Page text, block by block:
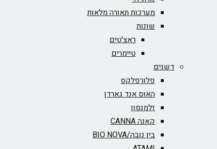
מערכות תאורה מלאות
שונות
ראצ'טים
טיימרים
דשנים
פלורפלקס
האוס אנד גארדן
זלמנסון
קאנה CANNA
ביו נובה/BIO NOVA‏